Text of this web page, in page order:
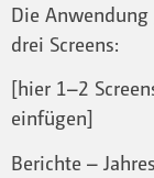
Die
drei Screens:
[hier 1–2
einfügen]
Berichte –